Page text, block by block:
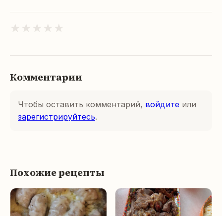
★ ★ ★ ★ ★
Комментарии
Чтобы оставить комментарий, войдите или
зарегистрируйтесь.
Похожие рецепты